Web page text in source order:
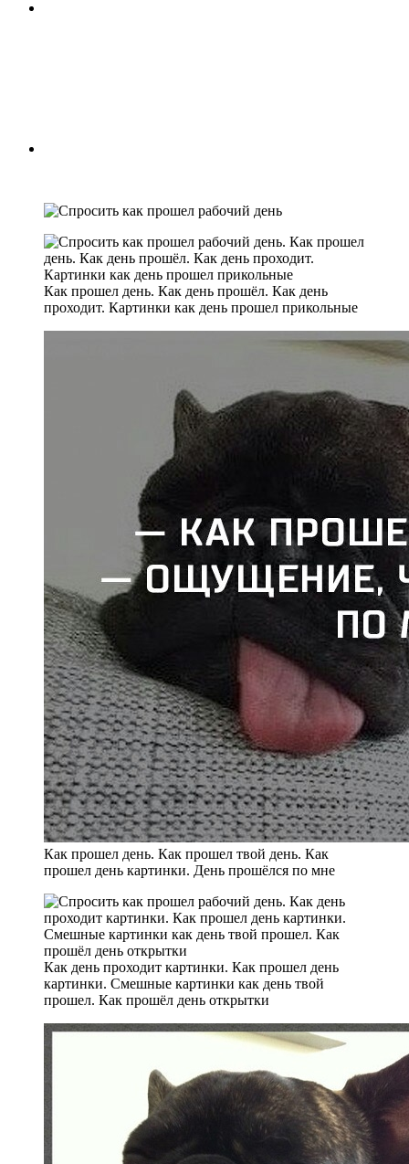
Как прошел день. Как день прошёл. Как день
проходит. Картинки как день прошел прикольные
Как прошел день. Как прошел твой день. Как
прошел день картинки. День прошёлся по мне
Как день проходит картинки. Как прошел день
картинки. Смешные картинки как день твой
прошел. Как прошёл день открытки